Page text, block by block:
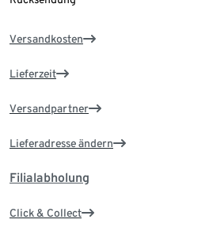
Versandkosten
Lieferzeit
Versandpartner
Lieferadresse ändern
Filialabholung
Click & Collect